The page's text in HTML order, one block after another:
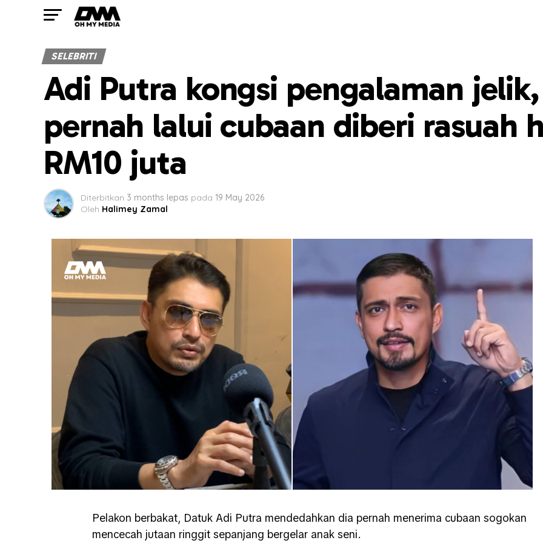
SELEBRITI
Adi Putra kongsi pengalaman jelik,
pernah lalui cubaan diberi rasuah
RM10 juta
Diterbitkan 3 months lepas pada 19 May 2026
Oleh Halimey Zamal
Pelakon berbakat, Datuk Adi Putra mendedahkan dia pernah menerima cubaan sogokan
mencecah jutaan ringgit sepanjang bergelar anak seni.